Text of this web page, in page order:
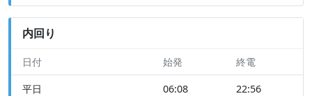
内回り
日付 始発 終電
平日 06:08 22:56